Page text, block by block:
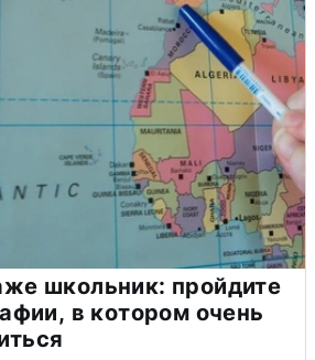
школьник: пройдите
в котором очень